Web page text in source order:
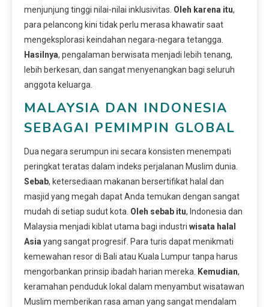
menjunjung tinggi nilai-nilai inklusivitas. Oleh karena itu,
para pelancong kini tidak perlu merasa khawatir saat
mengeksplorasi keindahan negara-negara tetangga.
Hasilnya, pengalaman berwisata menjadi lebih tenang,
lebih berkesan, dan sangat menyenangkan bagi seluruh
anggota keluarga.
MALAYSIA DAN INDONESIA
SEBAGAI PEMIMPIN GLOBAL
Dua negara serumpun ini secara konsisten menempati
peringkat teratas dalam indeks perjalanan Muslim dunia.
Sebab, ketersediaan makanan bersertifikat halal dan
masjid yang megah dapat Anda temukan dengan sangat
mudah di setiap sudut kota. Oleh sebab itu, Indonesia dan
Malaysia menjadi kiblat utama bagi industri wisata halal
Asia yang sangat progresif. Para turis dapat menikmati
kemewahan resor di Bali atau Kuala Lumpur tanpa harus
mengorbankan prinsip ibadah harian mereka.
Kemudian,
keramahan penduduk lokal dalam menyambut wisatawan
Muslim memberikan rasa aman yang sangat mendalam